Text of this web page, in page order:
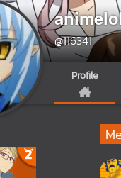
@116341
Profile